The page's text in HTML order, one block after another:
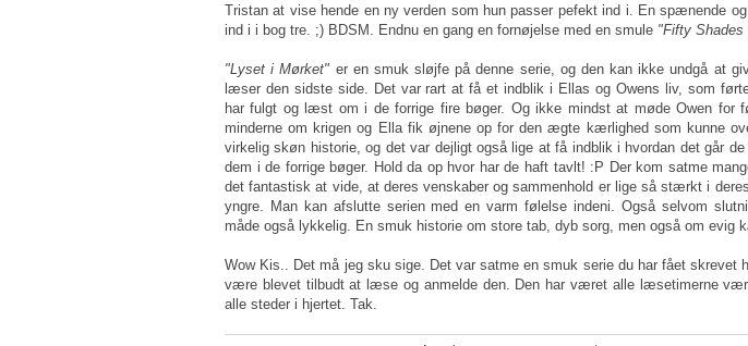
Tristan at vise hende en ny verden som hun passer pefekt ind i. En spænende
ind i i bog tre. ;) BDSM. Endnu en gang en fornøjelse med en smule "Fifty Shades
"Lyset i Mørket" er en smuk sløjfe på denne serie, og den kan ikke undgå at
læser den sidste side. Det var rart at få et indblik i Ellas og Owens liv, som
har fulgt og læst om i de forrige fire bøger. Og ikke mindst at møde Owen for
minderne om krigen og Ella fik øjnene op for den ægte kærlighed som kunne
virkelig skøn historie, og det var dejligt også lige at få indblik i hvordan det går
dem i de forrige bøger. Hold da op hvor har de haft tavlt! :P Der kom satme
det fantastisk at vide, at deres venskaber og sammenhold er lige så stærkt i
yngre. Man kan afslutte serien med en varm følelse indeni. Også selvom
måde også lykkelig. En smuk historie om store tab, dyb sorg, men også om evig
Wow Kis.. Det må jeg sku sige. Det var satme en smuk serie du har fået skrevet
være blevet tilbudt at læse og anmelde den. Den har været alle læsetimerne
alle steder i hjertet. Tak.